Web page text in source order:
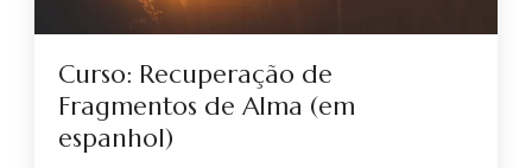
Curso: Recuperação de
Fragmentos de Alma (em
espanhol)